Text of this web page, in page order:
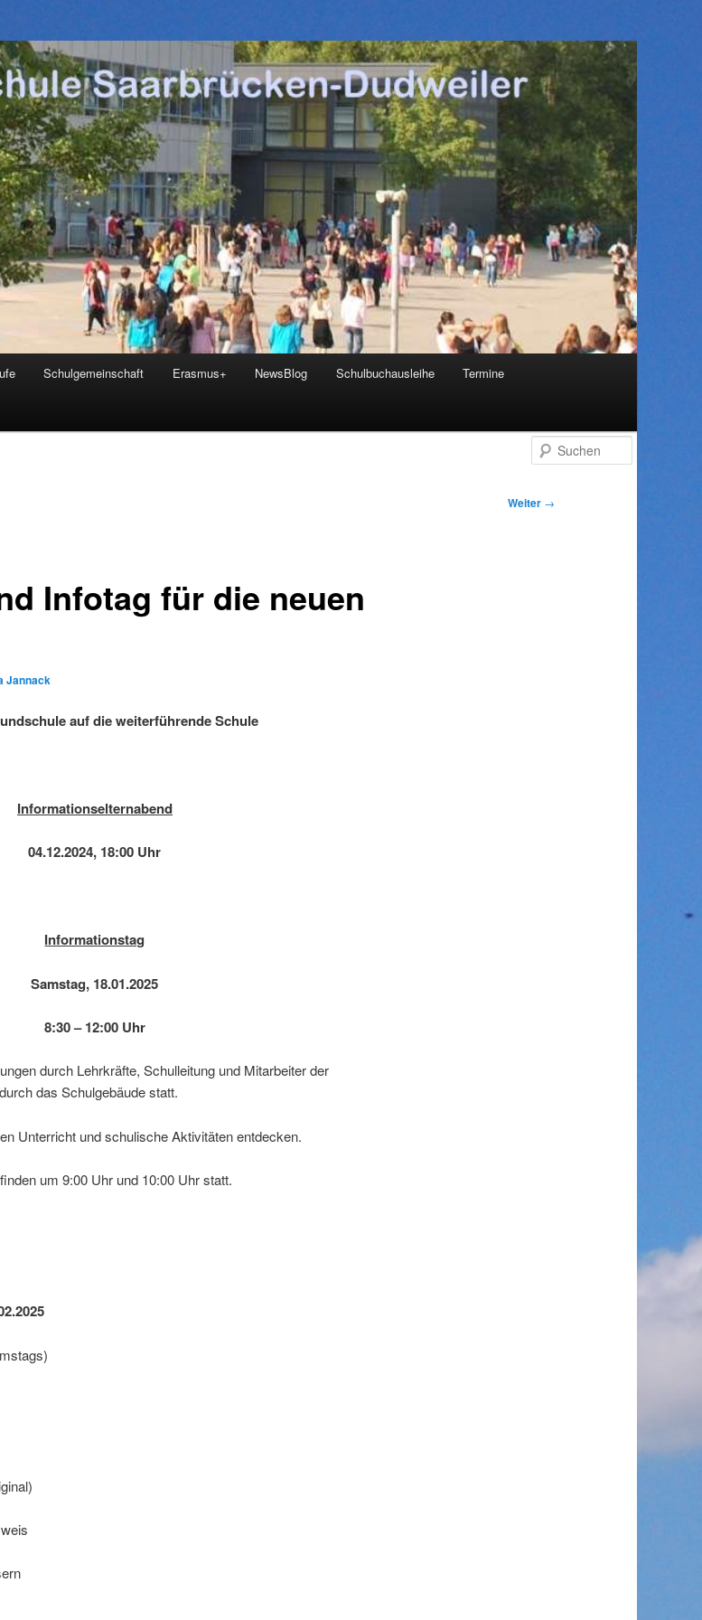
Schulgemeinschaft Erasmus+ NewsBlog Schulbuchausleihe Termine
Weiter →
Infotag für die neuen
Jannack
auf die weiterführende Schule
Informationselternabend
04.12.2024, 18:00 Uhr
Informationstag
Samstag, 18.01.2025
8:30 – 12:00 Uhr
durch Lehrkräfte, Schulleitung und Mitarbeiter der
das Schulgebäude statt.
Unterricht und schulische Aktivitäten entdecken.
um 9:00 Uhr und 10:00 Uhr statt.